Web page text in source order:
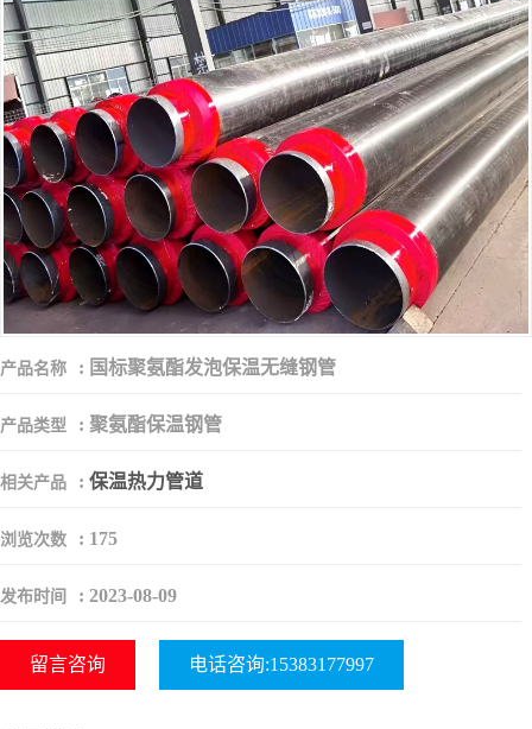
产品名称 : 国标聚氨酯发泡保温无缝钢管
产品类型 : 聚氨酯保温钢管
相关产品 : 保温热力管道
浏览次数 : 175
发布时间 : 2023-08-09
留言咨询 电话咨询:15383177997